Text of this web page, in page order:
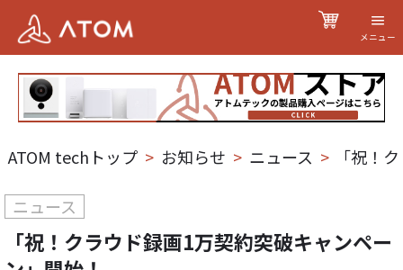
メニュー
ATOM techトップ > お知らせ > ニュース > 「祝！
ニュース
「祝！クラウド録画1万契約突破キャンペー